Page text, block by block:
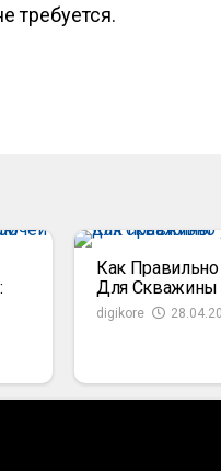
требуется.
Как Правильно
Для Скважины
digikore